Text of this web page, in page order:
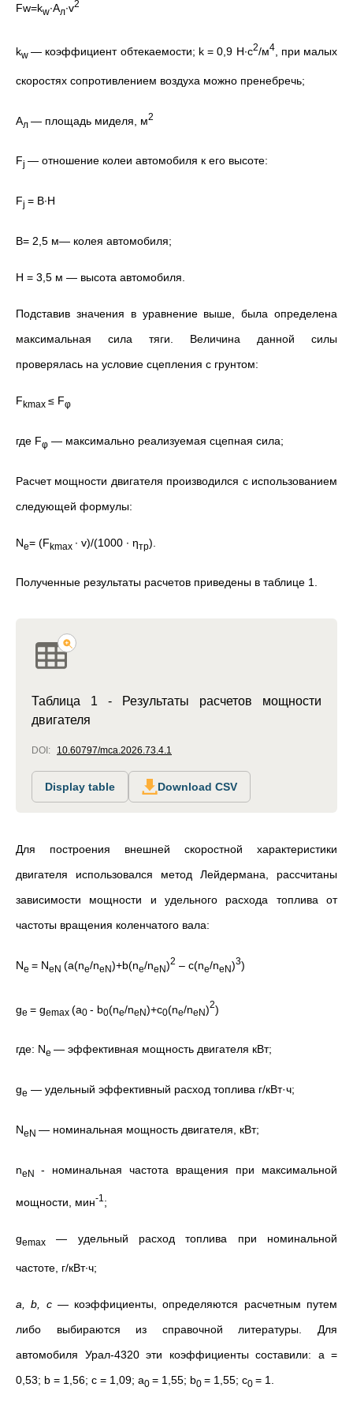
Fw=kw∙Aл∙v2
kw— коэффициент обтекаемости; k = 0,9 Н∙с2/м4, при малых
скоростях сопротивлением воздуха можно пренебречь;
Aл — площадь миделя, м2
Fj — отношение колеи автомобиля к его высоте:
Fj = В∙Н
B= 2,5 м— колея автомобиля;
H = 3,5 м — высота автомобиля.
Подставив значения в уравнение выше, была определена
максимальная сила тяги. Величина данной силы
проверялась на условие сцепления с грунтом:
Fkmax ≤ Fφ
где Fφ — максимально реализуемая сцепная сила;
Расчет мощности двигателя производился с использованием
следующей формулы:
Ne= (Fkmax ∙ v)/(1000 ∙ ηтр).
Полученные результаты расчетов приведены в таблице 1.
Таблица 1 - Результаты расчетов мощности
двигателя
DOI: 10.60797/mca.2026.73.4.1
Display table Download CSV
Для построения внешней скоростной характеристики
двигателя использовался метод Лейдермана, рассчитаны
зависимости мощности и удельного расхода топлива от
частоты вращения коленчатого вала:
Ne = NeN (a(ne/neN)+b(ne/neN)2 – c(ne/neN)3)
ge = gemax (a0 - b0(ne/neN)+c0(ne/neN)2)
где: Ne — эффективная мощность двигателя кВт;
ge — удельный эффективный расход топлива г/кВт·ч;
NeN — номинальная мощность двигателя, кВт;
neN - номинальная частота вращения при максимальной
мощности, мин-1 ;
gemax — удельный расход топлива при номинальной
частоте, г/кВт∙ч;
a, b, c— коэффициенты, определяются расчетным путем
либо выбираются из справочной литературы. Для
автомобиля Урал-4320 эти коэффициенты составили: a =
0,53; b = 1,56; с = 1,09; a0 = 1,55; b0 = 1,55; c0 = 1.